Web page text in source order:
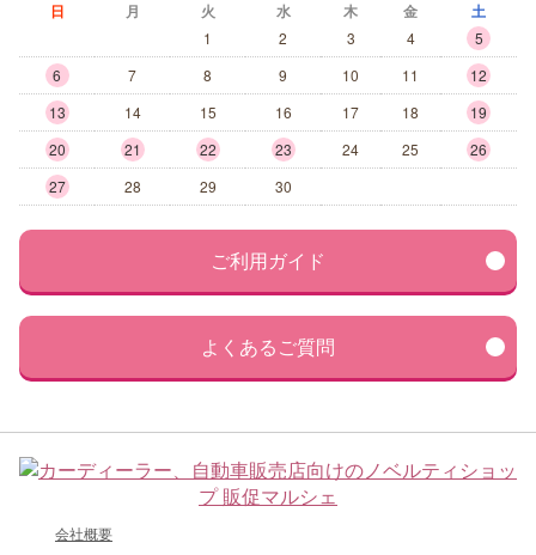
日
月 火 水 木 金 土
1 2 3 4
5
6
7 8 9 10 11
12
13
14 15 16 17 18
19
20
21 22 23 24 25
26
27
28 29 30
ご利用ガイド
よくあるご質問
会社概要